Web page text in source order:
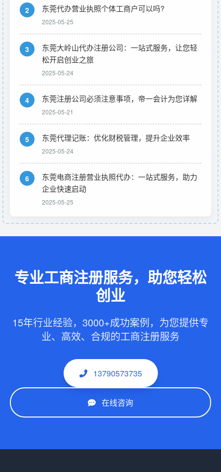
2 东莞代办营业执照个体工商户可以吗?
2025-05-25
3
东莞大岭山代办注册公司：一站式服务，让您轻
松开启创业之旅
2025-05-24
4 东莞注册公司必须注意事项，帝一会计为您详解
2025-05-21
5 东莞代理记账：优化财税管理，提升企业效率
2025-05-24
6
东莞电商注册营业执照代办：一站式服务，助力
企业快速启动
2025-05-25
专业工商注册服务，助您轻松
创业
15年行业经验，3000+成功案例，为您提供专
业、高效、合规的工商注册服务
13790573735
在线咨询